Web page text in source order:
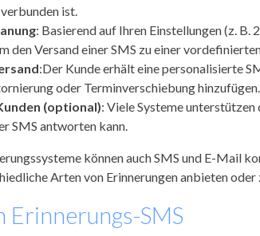
ist.
: Basierend auf Ihren Einstellungen (z. B.
den Versand einer SMS zu einer
:Der Kunde erhält eine personalisierte
oder Terminverschiebung hinzufügen.
(optional): Viele Systeme
SMS antworten kann.
können auch SMS und E-Mail
Arten von Erinnerungen anbieten oder
Erinnerungs-SMS